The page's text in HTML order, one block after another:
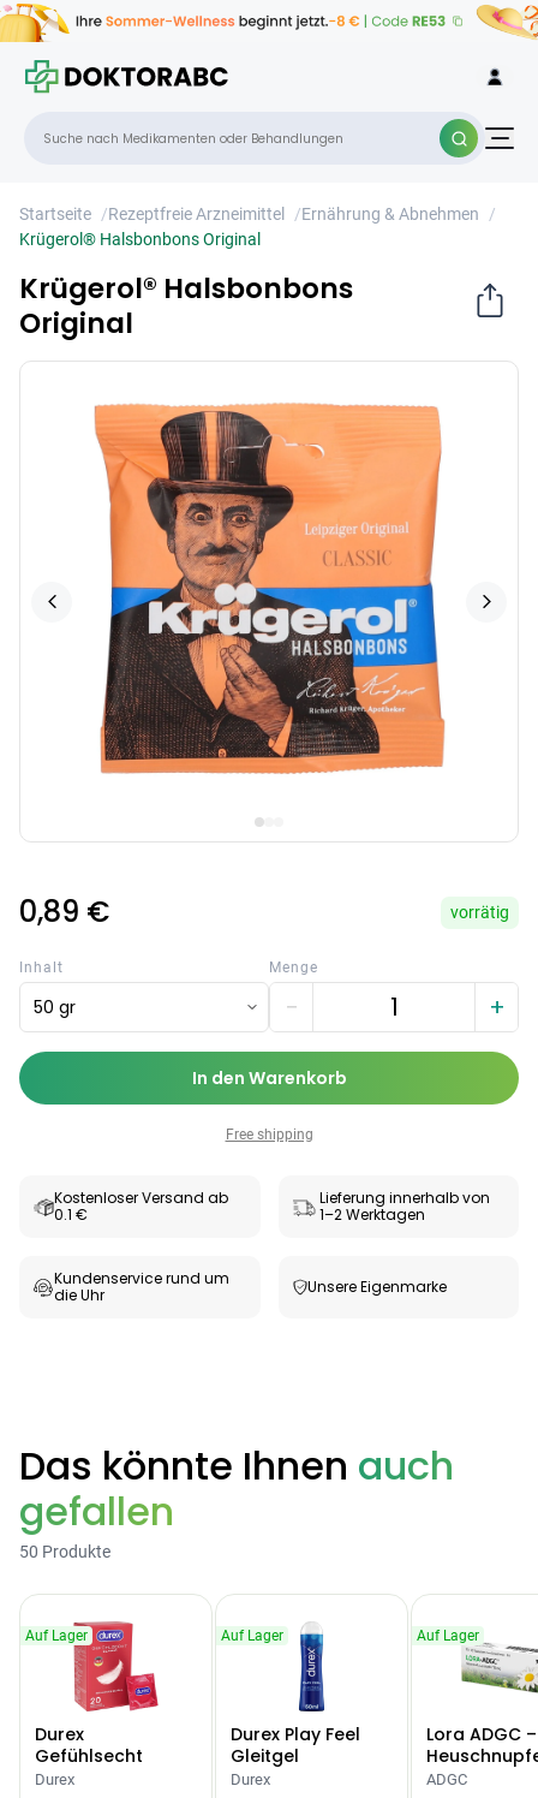
Testzentrum
Gesundheit
Products
BEAUTY & PFLEGE
Linola Forte
Shampoo für
juckende, trockene
16,37 €
Startseite /Rezeptfreie Arzneimittel /Ernährung & Abnehmen
/
Krügerol® Halsbonbons Original
Krügerol® Halsbonbons
Original
0,89 € vorrätig
Inhalt
50 gr
Menge
− +
In den Warenkorb
Free shipping
Kostenloser Versand ab
0.1 €
Lieferung innerhalb von
1–2 Werktagen
Kundenservice rund um
die Uhr
Unsere Eigenmarke
×
Das könnte Ihnen auch
gefallen
50 Produkte
Auf Lager
Durex
Gefühlsecht
Classic Kondome
Durex
Auf Lager
Durex Play Feel
Gleitgel
Durex
Auf Lager
Lora ADGC
Allergien
ADGC